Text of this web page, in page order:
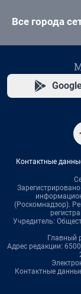
Все города
Контактные
(Роскомнадзор).
Учредитель:
Главный
Адрес редакции:
Контактные